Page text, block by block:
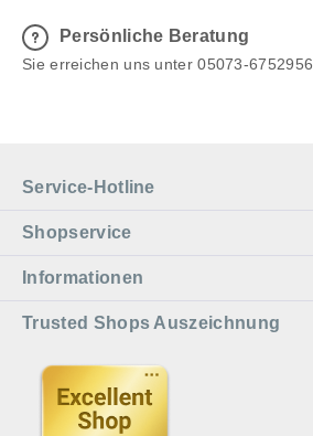
Persönliche Beratung
Sie erreichen uns unter 05073-6752956
Service-Hotline
Shopservice
Informationen
Trusted Shops Auszeichnung